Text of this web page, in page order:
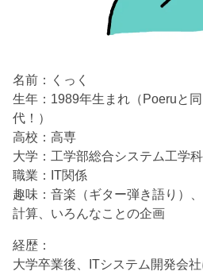
名前：くっく
生年：1989年生まれ（Poeruと
代！）
高校：高専
大学：工学部総合システム工学科
職業：IT関係
趣味：音楽（ギター弾き語り）
計算、いろんなことの企画
経歴：
大学卒業後、ITシステム開発会社